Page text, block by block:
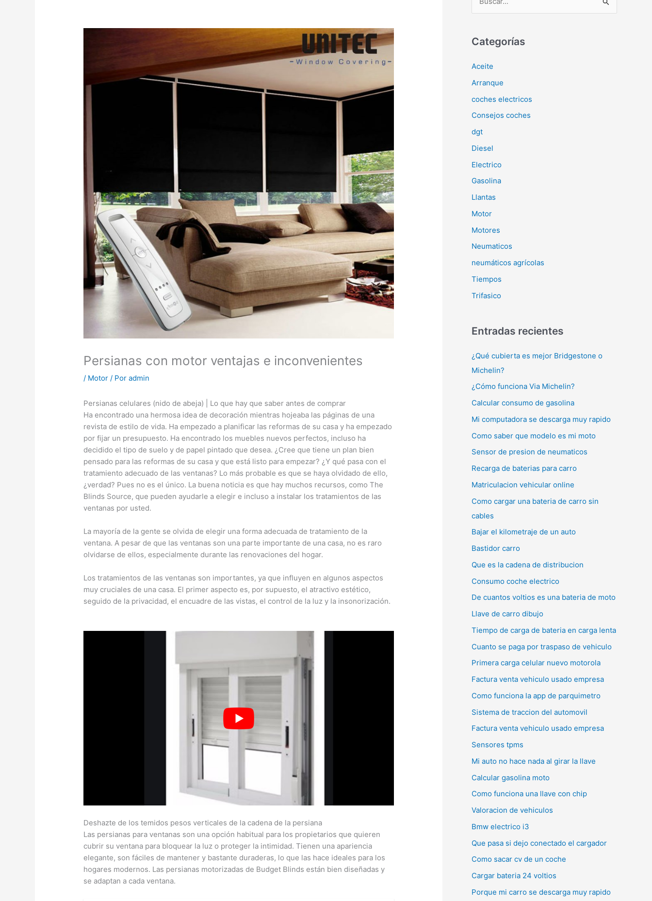
Persianas con motor ventajas e inconvenientes
/ Motor / Poradmin
Persianas celulares (nido de abeja) | Lo que hay que saber antes de comprar
Ha encontrado una hermosa idea de decoración mientras hojeaba las páginas de una
revista de estilo de vida. Ha empezado a planificar las reformas de su casa y ha empezado
por fijar un presupuesto. Ha encontrado los muebles nuevos perfectos, incluso ha
decidido el tipo de suelo y de papel pintado que desea. ¿Cree que tiene un plan bien
pensado para las reformas de su casa y que está listo para empezar? ¿Y qué pasa con el
tratamiento adecuado de las ventanas? Lo más probable es que se haya olvidado de ello,
¿verdad? Pues no es el único. La buena noticia es que hay muchos recursos, como The
Blinds Source, que pueden ayudarle a elegir e incluso a instalar los tratamientos de las
ventanas por usted.
La mayoría de la gente se olvida de elegir una forma adecuada de tratamiento de la
ventana. A pesar de que las ventanas son una parte importante de una casa, no es raro
olvidarse de ellos, especialmente durante las renovaciones del hogar.
Los tratamientos de las ventanas son importantes, ya que influyen en algunos aspectos
muy cruciales de una casa. El primer aspecto es, por supuesto, el atractivo estético,
seguido de la privacidad, el encuadre de las vistas, el control de la luz y la insonorización.
Deshazte de los temidos pesos verticales de la cadena de la persiana
Las persianas para ventanas son una opción habitual para los propietarios que quieren
cubrir su ventana para bloquear la luz o proteger la intimidad. Tienen una apariencia
elegante, son fáciles de mantener y bastante duraderas, lo que las hace ideales para los
hogares modernos. Las persianas motorizadas de Budget Blinds están bien diseñadas y
se adaptan a cada ventana.
c
r
p
o
r
Categorías
Aceite
Arranque
coches electricos
Consejos coches
dgt
Diesel
Electrico
Gasolina
Llantas
Motor
Motores
Neumaticos
neumáticos agrícolas
Tiempos
Trifasico
Entradas recientes
¿Qué cubierta es mejor Bridgestone o
Michelin?
¿Cómo funciona Via Michelin?
Calcular consumo de gasolina
Mi computadora se descarga muy rapido
Como saber que modelo es mi moto
Sensor de presion de neumaticos
Recarga de baterias para carro
Matriculacion vehicular online
Como cargar una bateria de carro sin
cables
Bajar el kilometraje de un auto
Bastidor carro
Que es la cadena de distribucion
Consumo coche electrico
De cuantos voltios es una bateria de moto
Llave de carro dibujo
Tiempo de carga de bateria en carga lenta
Cuanto se paga por traspaso de vehiculo
Primera carga celular nuevo motorola
Factura venta vehiculo usado empresa
Como funciona la app de parquimetro
Sistema de traccion del automovil
Factura venta vehiculo usado empresa
Sensores tpms
Mi auto no hace nada al girar la llave
Calcular gasolina moto
Como funciona una llave con chip
Valoracion de vehiculos
Bmw electrico i3
Que pasa si dejo conectado el cargador
Como sacar cv de un coche
Cargar bateria 24 voltios
Porque mi carro se descarga muy rapido